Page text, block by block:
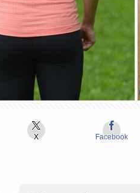
X Facebook